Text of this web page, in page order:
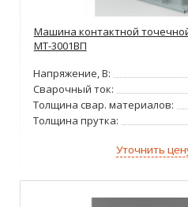
Машина контактной точечной
МТ-3001ВП
Напряжение, В:
Сварочный ток:
Толщина свар. материалов:
Толщина прутка:
Уточнить